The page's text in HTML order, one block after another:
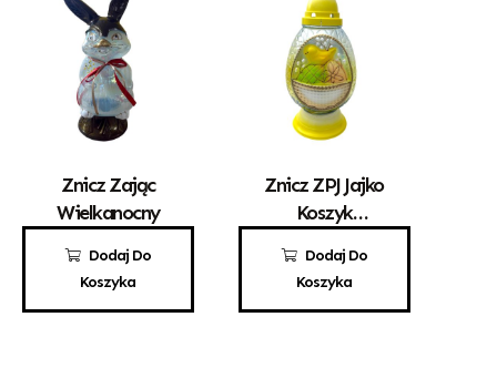
Dodaj Do
Koszyka
Znicz Zając
Wielkanocny
45,00 zł
Dodaj Do
Koszyka
Znicz ZPJ Jajko
Koszyk
28,00 zł